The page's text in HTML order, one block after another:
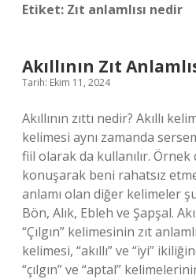
Etiket: Zıt anlamlısı nedir
Akıllının Zıt
Tarih: Ekim 11, 2024
Akıllının zıttı nedir? Akıllı
kelimesi aynı zamanda
fiil olarak da kullanılır. Örnek
konuşarak beni rahatsız
anlamı olan diğer kelimeler
Bön, Alık, Ebleh ve Şapşal.
“Çılgın” kelimesinin zıt
kelimesi, “akıllı” ve “iyi”
“çılgın” ve “aptal”